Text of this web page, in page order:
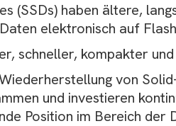
(SSDs) haben ältere,
elektronisch auf
schneller, kompakter
von
und investieren
Position im Bereich der